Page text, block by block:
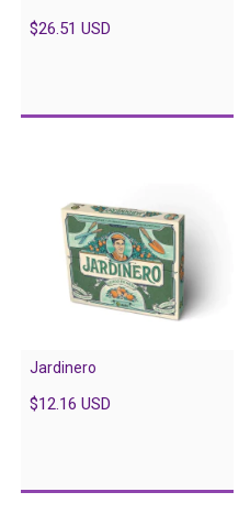
$26.51 USD
Jardinero
$12.16 USD